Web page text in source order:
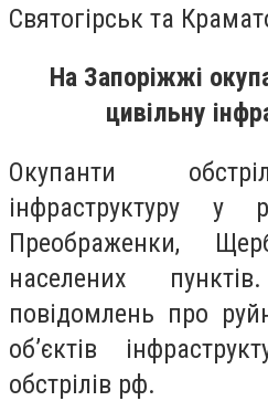
Святогірськ та
На Запоріжжі
цивільну
Окупанти
інфраструктуру у
Преображенки,
населених
повідомлень про
об’єктів
обстрілів рф.